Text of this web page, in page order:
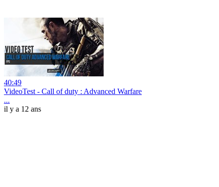
40:49
VideoTest - Call of duty : Advanced Warfare
...
il y a 12 ans